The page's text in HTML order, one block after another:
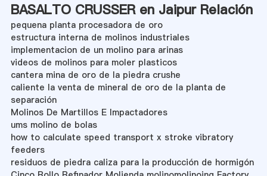
BASALTO CRUSSER en Jaipur Relación
pequena planta procesadora de oro
estructura interna de molinos industriales
implementacion de un molino para arinas
videos de molinos para moler plasticos
cantera mina de oro de la piedra crushe
caliente la venta de mineral de oro de la planta de
separación
Molinos De Martillos E Impactadores
ums molino de bolas
how to calculate speed transport x stroke vibratory
feeders
residuos de piedra caliza para la producción de hormigón